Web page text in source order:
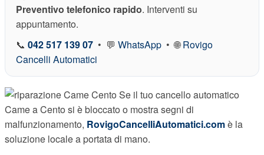
Preventivo telefonico rapido. Interventi su
appuntamento.
📞 042 517 139 07 • 💬 WhatsApp • 🌐Rovigo
Cancelli Automatici
Se il tuo cancello automatico
Came a Cento si è bloccato o mostra segni di
malfunzionamento, RovigoCancelliAutomatici.comè la
soluzione locale a portata di mano.